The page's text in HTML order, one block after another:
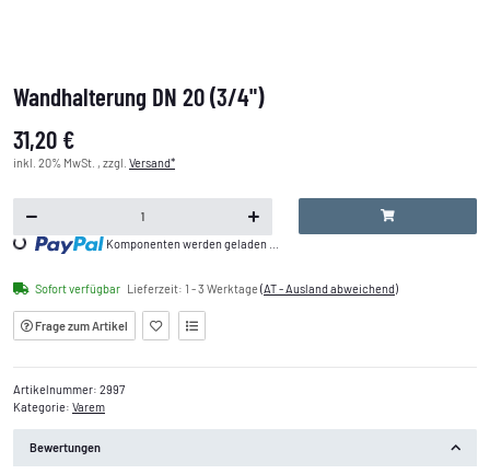
Wandhalterung DN 20 (3/4")
31,20 €
inkl. 20% MwSt. , zzgl. Versand*
Loading... Komponenten werden geladen ...
Sofort verfügbar Lieferzeit: 1 - 3 Werktage(AT - Ausland abweichend)
Frage zum Artikel
Artikelnummer: 2997
Kategorie: Varem
Bewertungen